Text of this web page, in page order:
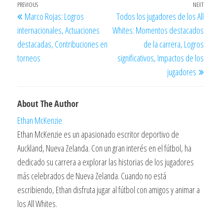
Post
navigation
Previous
Post
PREVIOUS
Marco Rojas: Logros
internacionales, Actuaciones
destacadas, Contribuciones en
torneos
Next
NEXT
Todos los jugadores de los All
Whites: Momentos destacados
de la carrera, Logros
significativos, Impactos de los
jugadores
About The Author
Ethan McKenzie
Ethan McKenzie es un apasionado escritor deportivo de
Auckland, Nueva Zelanda. Con un gran interés en el fútbol, ha
dedicado su carrera a explorar las historias de los jugadores
más celebrados de Nueva Zelanda. Cuando no está
escribiendo, Ethan disfruta jugar al fútbol con amigos y animar a
los All Whites.